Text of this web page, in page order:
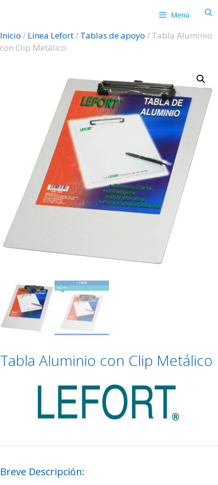
contenido
Menú
Inicio / Línea Lefort/ Tablas de apoyo / Tabla Aluminio
con Clip Metálico
Tabla Aluminio con Clip Metálico
Breve Descripción: